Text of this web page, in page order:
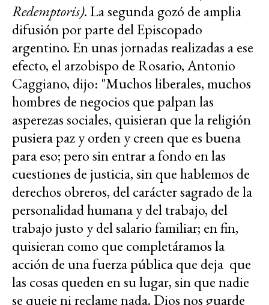
Redemptoris). La segunda gozó de amplia
difusión por parte del Episcopado
argentino. En unas jornadas realizadas a ese
efecto, el arzobispo de Rosario, Antonio
Caggiano, dijo: "Muchos liberales, muchos
hombres de negocios que palpan las
asperezas sociales, quisieran que la religión
pusiera paz y orden y creen que es buena
para eso; pero sin entrar a fondo en las
cuestiones de justicia, sin que hablemos de
derechos obreros, del carácter sagrado de la
personalidad humana y del trabajo, del
trabajo justo y del salario familiar; en fin,
quisieran como que completáramos la
acción de una fuerza pública que deja que
las cosas queden en su lugar, sin que nadie
se queje ni reclame nada. Dios nos guarde